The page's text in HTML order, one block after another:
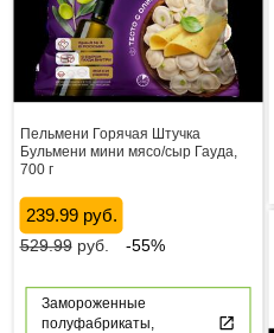
Пельмени Горячая Штучка
Бульмени мини мясо/сыр Гауда,
700 г
239.99 руб.
529.99руб. -55%
Замороженные
полуфабрикаты,